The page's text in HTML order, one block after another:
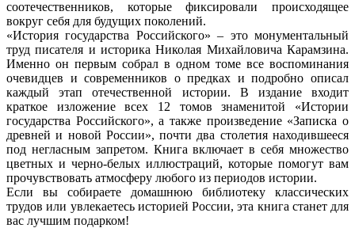
соотечественников, которые фиксировали происходящее
вокруг себя для будущих поколений.
«История государства Российского» – это монументальный
труд писателя и историка Николая Михайловича Карамзина.
Именно он первым собрал в одном томе все воспоминания
очевидцев и современников о предках и подробно описал
каждый этап отечественной истории. В издание входит
краткое изложение всех 12 томов знаменитой «Истории
государства Российского», а также произведение «Записка о
древней и новой России», почти два столетия находившееся
под негласным запретом. Книга включает в себя множество
цветных и черно-белых иллюстраций, которые помогут вам
прочувствовать атмосферу любого из периодов истории.
Если вы собираете домашнюю библиотеку классических
трудов или увлекаетесь историей России, эта книга станет для
вас лучшим подарком!